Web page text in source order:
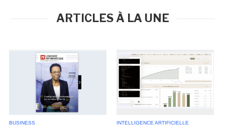
ARTICLES À LA UNE
BUSINESS INTELLIGENCE ARTIFICIELLE